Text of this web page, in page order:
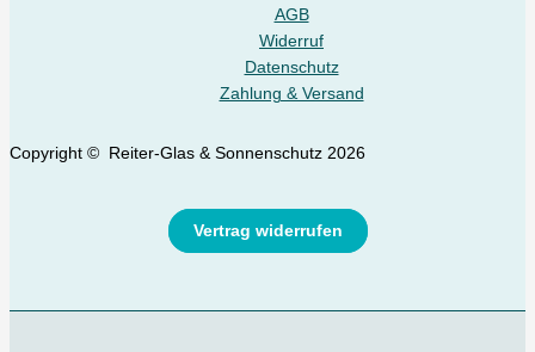
AGB
Widerruf
Datenschutz
Zahlung & Versand
Copyright © Reiter-Glas & Sonnenschutz 2026
Vertrag widerrufen